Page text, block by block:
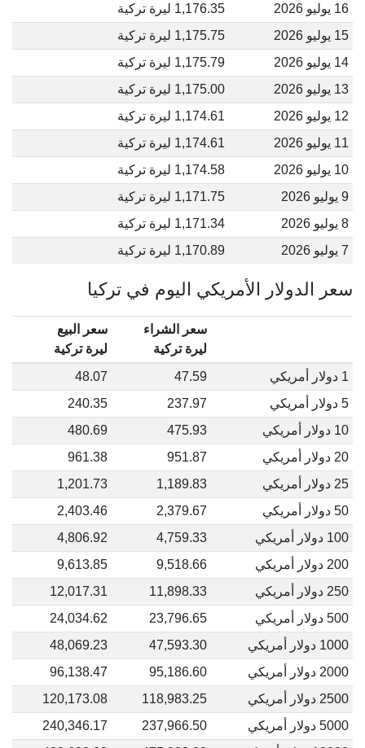
16 يوليو 2026
1,176.35 ليرة تركية
15 يوليو 2026
1,175.75 ليرة تركية
14 يوليو 2026
1,175.79 ليرة تركية
13 يوليو 2026
1,175.00 ليرة تركية
12 يوليو 2026
1,174.61 ليرة تركية
11 يوليو 2026
1,174.61 ليرة تركية
10 يوليو 2026
1,174.58 ليرة تركية
9 يوليو 2026
1,171.75 ليرة تركية
8 يوليو 2026
1,171.34 ليرة تركية
7 يوليو 2026
1,170.89 ليرة تركية
سعر الدولار الأمريكي اليوم في تركيا
سعر الشراء
ليرة تركية
سعر البيع
ليرة تركية
1 دولار أمريكي
47.59
48.07
5 دولار أمريكي
237.97
240.35
10 دولار أمريكي
475.93
480.69
20 دولار أمريكي
951.87
961.38
25 دولار أمريكي
1,189.83
1,201.73
50 دولار أمريكي
2,379.67
2,403.46
100 دولار أمريكي
4,759.33
4,806.92
200 دولار أمريكي
9,518.66
9,613.85
250 دولار أمريكي
11,898.33
12,017.31
500 دولار أمريكي
23,796.65
24,034.62
1000 دولار أمريكي
47,593.30
48,069.23
2000 دولار أمريكي
95,186.60
96,138.47
2500 دولار أمريكي
118,983.25
120,173.08
5000 دولار أمريكي
237,966.50
240,346.17